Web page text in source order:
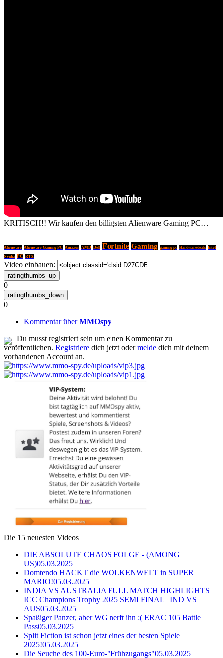
KRITISCH!! Wir kaufen den billigsten Alienware Gaming PC…
Alienware Alienware Gaming PC Amazon AMD Dell Fortnite Gaming gaming pc Hardwaredeals Intel
Nvidia PC RTX
Video einbauen:
0
0
Kommentar überMMOspy
Du musst registriert sein um einen Kommentar zu
veröffentlichen. Registriere dich jetzt odermelde dich mit deinem
vorhandenen Account an.
Die 15 neuesten Videos
DIE ABSOLUTE CHAOS FOLGE - (AMONG
US)05.03.2025
Domtendo HACKT die WOLKENWELT in SUPER
MARIO!05.03.2025
INDIA VS AUSTRALIA FULL MATCH HIGHLIGHTS
ICC Champions Trophy 2025 SEMI FINAL | IND VS
AUS05.03.2025
Spaßiger Panzer, aber WG nerft ihn :( ERAC 105 Battle
Pass05.03.2025
Split Fiction ist schon jetzt eines der besten Spiele
2025!05.03.2025
Die Seuche des 100-Euro-"Frühzugangs"05.03.2025